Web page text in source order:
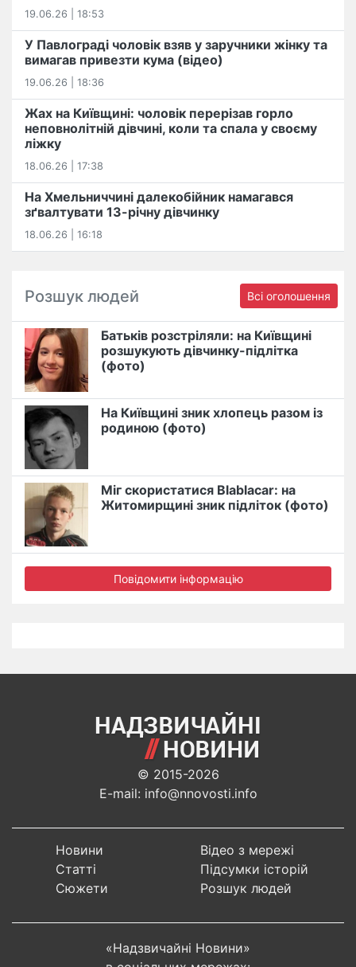
19.06.26 | 18:53
У Павлограді чоловік взяв у заручники жінку та
вимагав привезти кума (відео)
19.06.26 | 18:36
Жах на Київщині: чоловік перерізав горло
неповнолітній дівчині, коли та спала у своєму
ліжку
18.06.26 | 17:38
На Хмельниччині далекобійник намагався
зґвалтувати 13-річну дівчинку
18.06.26 | 16:18
Розшук людей Всі оголошення
Батьків розстріляли: на Київщині
розшукують дівчинку-підлітка
(фото)
На Київщині зник хлопець разом із
родиною (фото)
Міг скористатися Blablacar: на
Житомирщині зник підліток (фото)
Повідомити інформацію
© 2015-2026
E-mail: info@nnovosti.info
Новини
Статті
Сюжети
Відео з мережі
Підсумки історій
Розшук людей
«Надзвичайні Новини»